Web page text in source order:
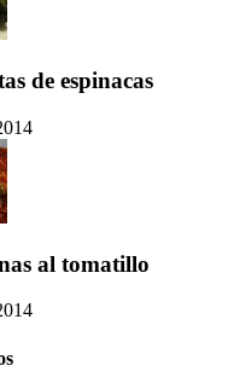
de espinacas
al tomatillo